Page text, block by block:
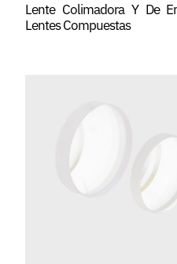
Lente Colimadora Y De
Lentes Compuestas